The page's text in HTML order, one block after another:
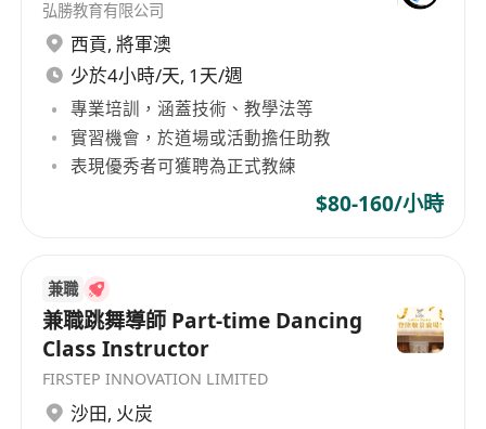
18:00），接受頻繁往返港島及離島各校點之實
地教學安排，具備良好時間管理能力與交通自理
能力。
福利：
時薪範圍按實際授課時數及資歷經驗而定。
設有酌情性年終獎金，按個人教學表現、出勤率
及機構年度營運狀況綜合評核發放。
弘勝教育有限公司
西貢, 將軍澳
少於4小時/天, 1天/週
專業培訓，涵蓋技術、教學法等
實習機會，於道場或活動擔任助教
表現優秀者可獲聘為正式教練
$80-160/小時
兼職
兼職跳舞導師 Part-time Dancing
Class Instructor
FIRSTEP INNOVATION LIMITED
沙田, 火炭